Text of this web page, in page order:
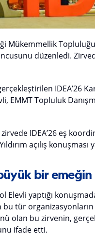
Mükemmellik
düzenledi.
IDEA’26
EMMT Topluluk
IDEA’26 eş
açılış konuşması
bir
Elevli yaptığı
bu tür
olan bu zirvenin,
ifade etti.